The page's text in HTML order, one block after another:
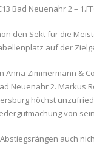
Bad Neuenahr 2 –
den Sekt für die
auf der
Zimmermann &
Neuenahr 2.
höchst
von
auch